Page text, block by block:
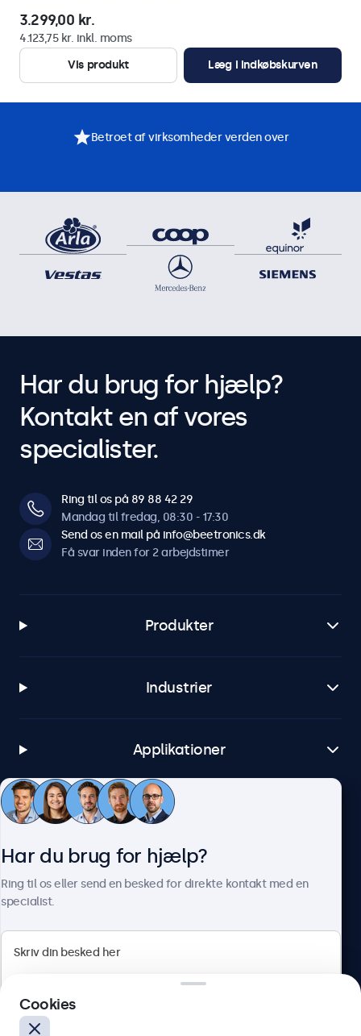
3.299,00 kr.
4.123,75 kr. inkl. moms
Vis produkt
Læg i indkøbskurven
Betroet af virksomheder verden over
Har du brug for hjælp?
Kontakt en af vores
specialister.
Ring til os på 89 88 42 29
Mandag til fredag, 08:30 - 17:30
Send os en mail på info@beetronics.dk
Få svar inden for 2 arbejdstimer
Produkter
Industrier
Applikationer
Kundeservice
Herstedøstervej 27-29, unit A, 2620 Albertslund, Danmark
Har du brug for hjælp?
Ring til os eller send en besked for direkte kontakt med en
specialist.
Cookies